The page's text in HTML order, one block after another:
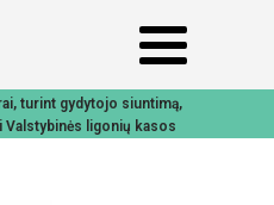
turint gydytojo siuntimą,
Valstybinės ligonių kasos